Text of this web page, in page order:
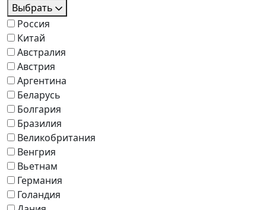
Выбрать
Россия
Китай
Австралия
Австрия
Аргентина
Беларусь
Болгария
Бразилия
Великобритания
Венгрия
Вьетнам
Германия
Голандия